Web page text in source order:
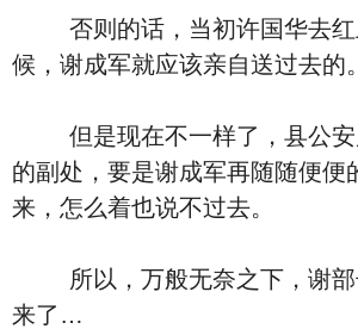
否则的话，当初许国华去红
候，谢成军就应该亲自送过去的。
但是现在不一样了，县公安
的副处，要是谢成军再随随便便
来，怎么着也说不过去。
所以，万般无奈之下，谢部
来了…